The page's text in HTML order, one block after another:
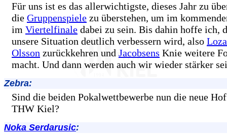
Für uns ist es das allerwichtigste, dieses Jahr zu
die Gruppenspiele zu überstehen, um im
im Viertelfinale dabei zu sein. Bis dahin hoffe ich,
unsere Situation deutlich verbessern wird, also
Olsson zurückkehren und Jacobsens Knie weitere
macht. Und dann werden auch wir wieder stärker
Zebra:
Sind die beiden Pokalwettbewerbe nun die neue
THW Kiel?
Noka Serdarusic: